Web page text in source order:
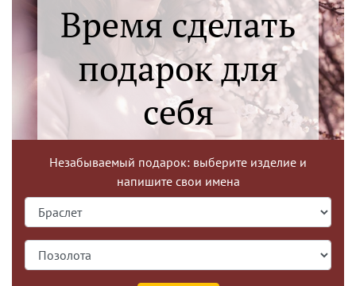
Время сделать
подарок для
себя
Создайте украшения со
своими именами
Незабываемый подарок: выберите изделие и
напишите свои имена